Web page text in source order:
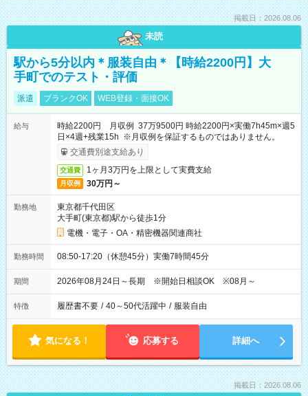
掲載日：2026.08.06
未読
駅から5分以内＊服装自由＊【時給2200円】大
手町でのテスト・評価
派遣 ブランクOK WEB登録・面接OK
給与
時給2200円 月収例 37万9500円 時給2200円×実働7h45m×週5
日×4週+残業15h ※月収例を保証するものではありません。
交通費別途支給あり
交通費 1ヶ月3万円を上限として実費支給
月収例 30万円～
勤務地
東京都千代田区
大手町(東京都)駅から徒歩1分
電機・電子・OA・精密機器関連商社
勤務時間 08:50-17:20（休憩45分）実働7時間45分
期間 2026年08月24日～長期 ※開始日相談OK ※08月～
特徴 履歴書不要 / 40～50代活躍中 / 服装自由
気になる！ 応募する 詳細へ
掲載日：2026.08.06